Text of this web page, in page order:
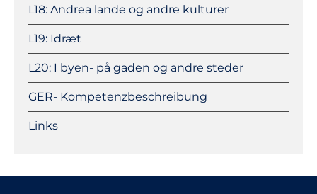
L18: Andrea lande og andre kulturer
L19: Idræt
L20: I byen- på gaden og andre steder
GER- Kompetenzbeschreibung
Links